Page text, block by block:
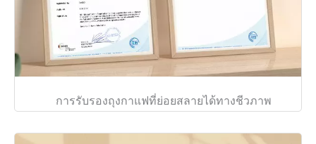
การรับรองถุงกาแฟที่ย่อยสลายได้ทางชีวภาพ